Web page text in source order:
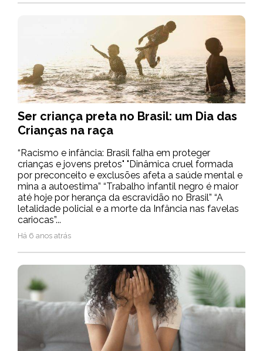
Ser criança preta no Brasil: um Dia das
Crianças na raça
“Racismo e infância: Brasil falha em proteger
crianças e jovens pretos" "Dinâmica cruel formada
por preconceito e exclusões afeta a saúde mental e
mina a autoestima” “Trabalho infantil negro é maior
até hoje por herança da escravidão no Brasil” “A
letalidade policial e a morte da Infância nas favelas
cariocas”...
Há 6 anos atrás